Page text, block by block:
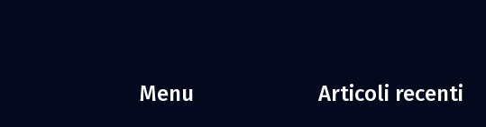
Menu Articoli recenti